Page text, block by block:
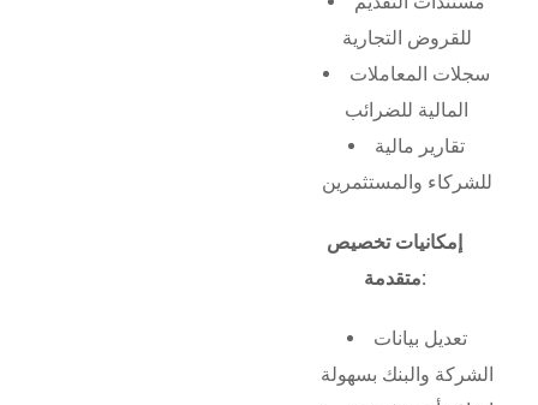
للقروض التجارية
سجلات المعاملات
المالية للضرائب
تقارير مالية
للشركاء والمستثمرين
إمكانيات تخصيص
متقدمة:
تعديل بيانات
الشركة والبنك بسهولة